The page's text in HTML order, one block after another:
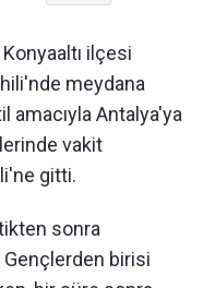
ilçesi
meydana
amacıyla Antalya'ya
vakit
gitti.
sonra
birisi